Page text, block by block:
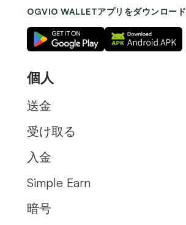
OGVIO WALLETアプリをダウンロード
個人
送金
受け取る
入金
Simple Earn
暗号